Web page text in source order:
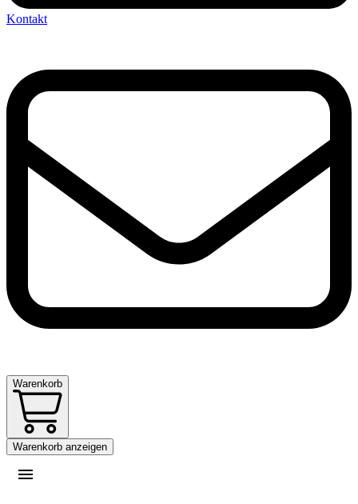
Kontakt
Warenkorb
Warenkorb anzeigen